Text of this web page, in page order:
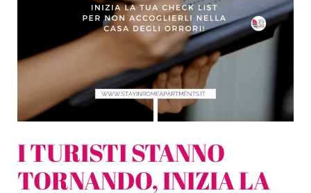
I TURISTI STANNO
TORNANDO, INIZIA LA